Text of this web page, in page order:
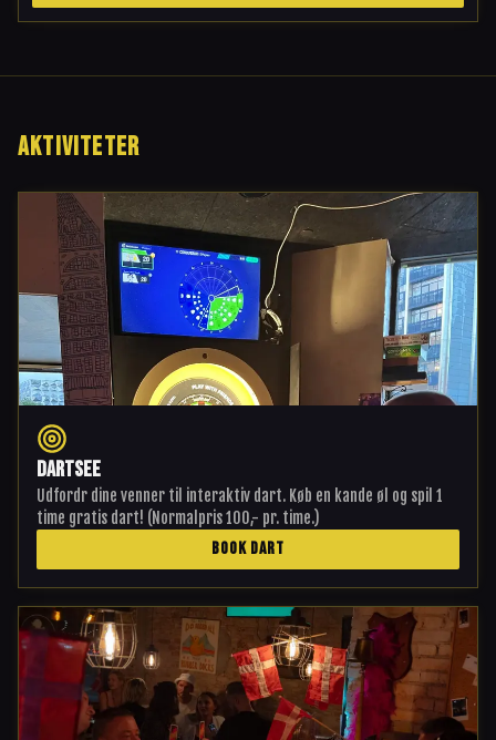
AKTIVITETER
Dartsee
Udfordr dine venner til interaktiv dart. Køb en kande øl og spil 1
time gratis dart! (Normalpris 100,- pr. time.)
BOOK DART